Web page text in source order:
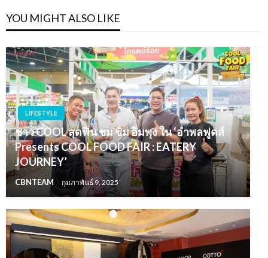
YOU MIGHT ALSO LIKE
LIFESTYLE
ชาว COOL สุดฟิน ชม ชิม อิ่มพุง ใน ‘อำพลฟูดส์
Presents COOL FOOD FAIR : EATERY
JOURNEY’
CBNTEAM กุมภาพันธ์ 9, 2025